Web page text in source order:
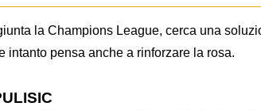
la Champions League, cerca una
intanto pensa anche a rinforzare la rosa.